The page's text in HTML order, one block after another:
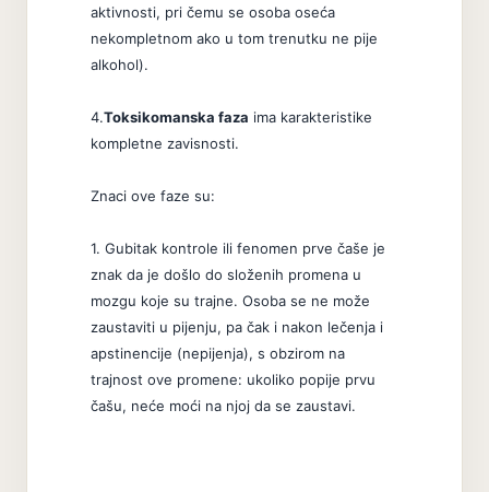
aktivnosti, pri čemu se osoba oseća
nekompletnom ako u tom trenutku ne pije
alkohol).
4.Toksikomanska faza ima karakteristike
kompletne zavisnosti.
Znaci ove faze su:
1. Gubitak kontrole ili fenomen prve čaše je
znak da je došlo do složenih promena u
mozgu koje su trajne. Osoba se ne može
zaustaviti u pijenju, pa čak i nakon lečenja i
apstinencije (nepijenja), s obzirom na
trajnost ove promene: ukoliko popije prvu
čašu, neće moći na njoj da se zaustavi.